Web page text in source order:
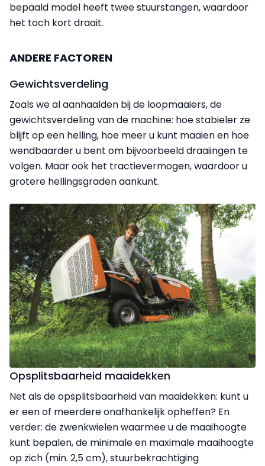
bepaald model heeft twee stuurstangen, waardoor
het toch kort draait.
ANDERE FACTOREN
Gewichtsverdeling
Zoals we al aanhaalden bij de loopmaaiers, de
gewichtsverdeling van de machine: hoe stabieler ze
blijft op een helling, hoe meer u kunt maaien en hoe
wendbaarder u bent om bijvoorbeeld draaiingen te
volgen. Maar ook het tractievermogen, waardoor u
grotere hellingsgraden aankunt.
Opsplitsbaarheid maaidekken
Net als de opsplitsbaarheid van maaidekken: kunt u
er een of meerdere onafhankelijk opheffen? En
verder: de zwenkwielen waarmee u de maaihoogte
kunt bepalen, de minimale en maximale maaihoogte
op zich (min. 2,5 cm), stuurbekrachtiging